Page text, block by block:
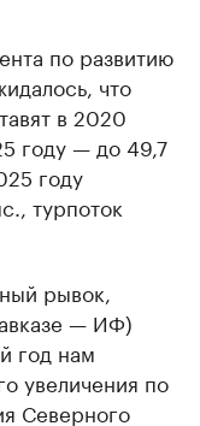
по развитию
что
в 2020
году — до 49,7
году
турпоток
рывок,
— ИФ)
год нам
увеличения по
Северного